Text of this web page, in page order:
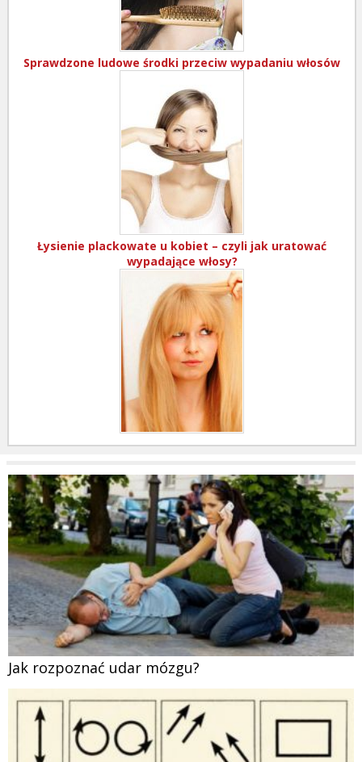
Sprawdzone ludowe środki przeciw wypadaniu włosów
Łysienie plackowate u kobiet – czyli jak uratować
wypadające włosy?
Jak rozpoznać udar mózgu?